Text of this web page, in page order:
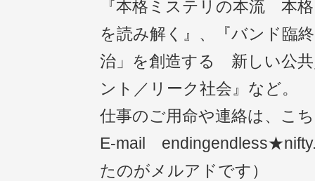
『本格ミステリの本流 本
を読み解く』、『バンド臨
治」を創造する 新しい公
ント／リーク社会』など。
仕事のご用命や連絡は、こ
E-mail
たのがメルアドです）